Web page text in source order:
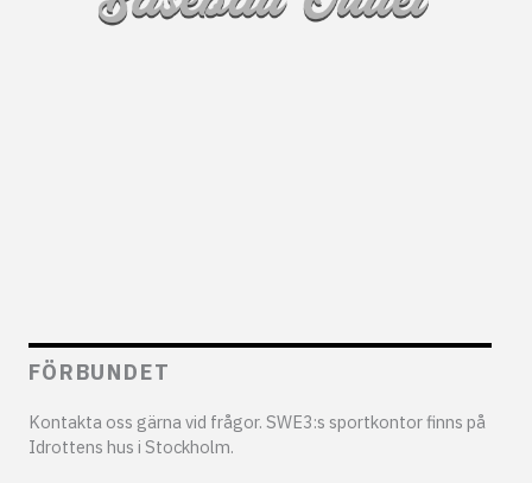
FÖRBUNDET
Kontakta oss gärna vid frågor. SWE3:s sportkontor finns på
Idrottens hus i Stockholm.